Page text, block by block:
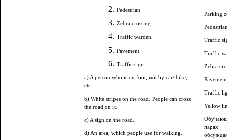
Pedestrian
Zebra crossing
Traffic warden
Pavement
Traffic sign
a) A person who is on foot, not by car/ bike,
etc.
b) White stripes on the road. People can cross
the road on it.
c) A sign on the road.
d) An area, which people use for walking.
Parking
Traffic
Traffic
Zebra
Pavement
Traffic
Yellow
парах